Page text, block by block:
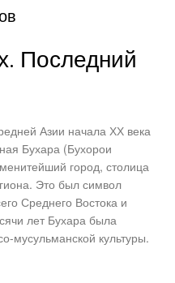
Последний
Азии начала ХХ века
Бухара (Бухорои
город, столица
Это был символ
Среднего Востока и
лет Бухара была
мусульманской культуры.